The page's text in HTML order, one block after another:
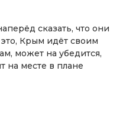
сказать, что они
Крым идёт своим
может на убедится,
на месте в плане